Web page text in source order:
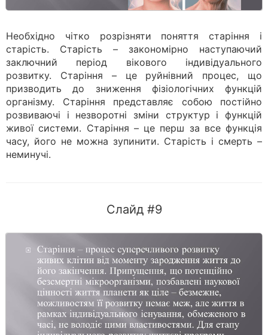
Необхідно чітко розрізняти поняття старіння і
старість. Старість – закономірно наступаючий
заключний період вікового індивідуального
розвитку. Старіння – це руйнівний процес, що
призводить до зниження фізіологічних функцій
організму. Старіння представляє собою постійно
розвиваючі і незворотні зміни структур і функцій
живої системи. Старіння – це перш за все функція
часу, його не можна зупинити. Старість і смерть –
неминучі.
Слайд #9